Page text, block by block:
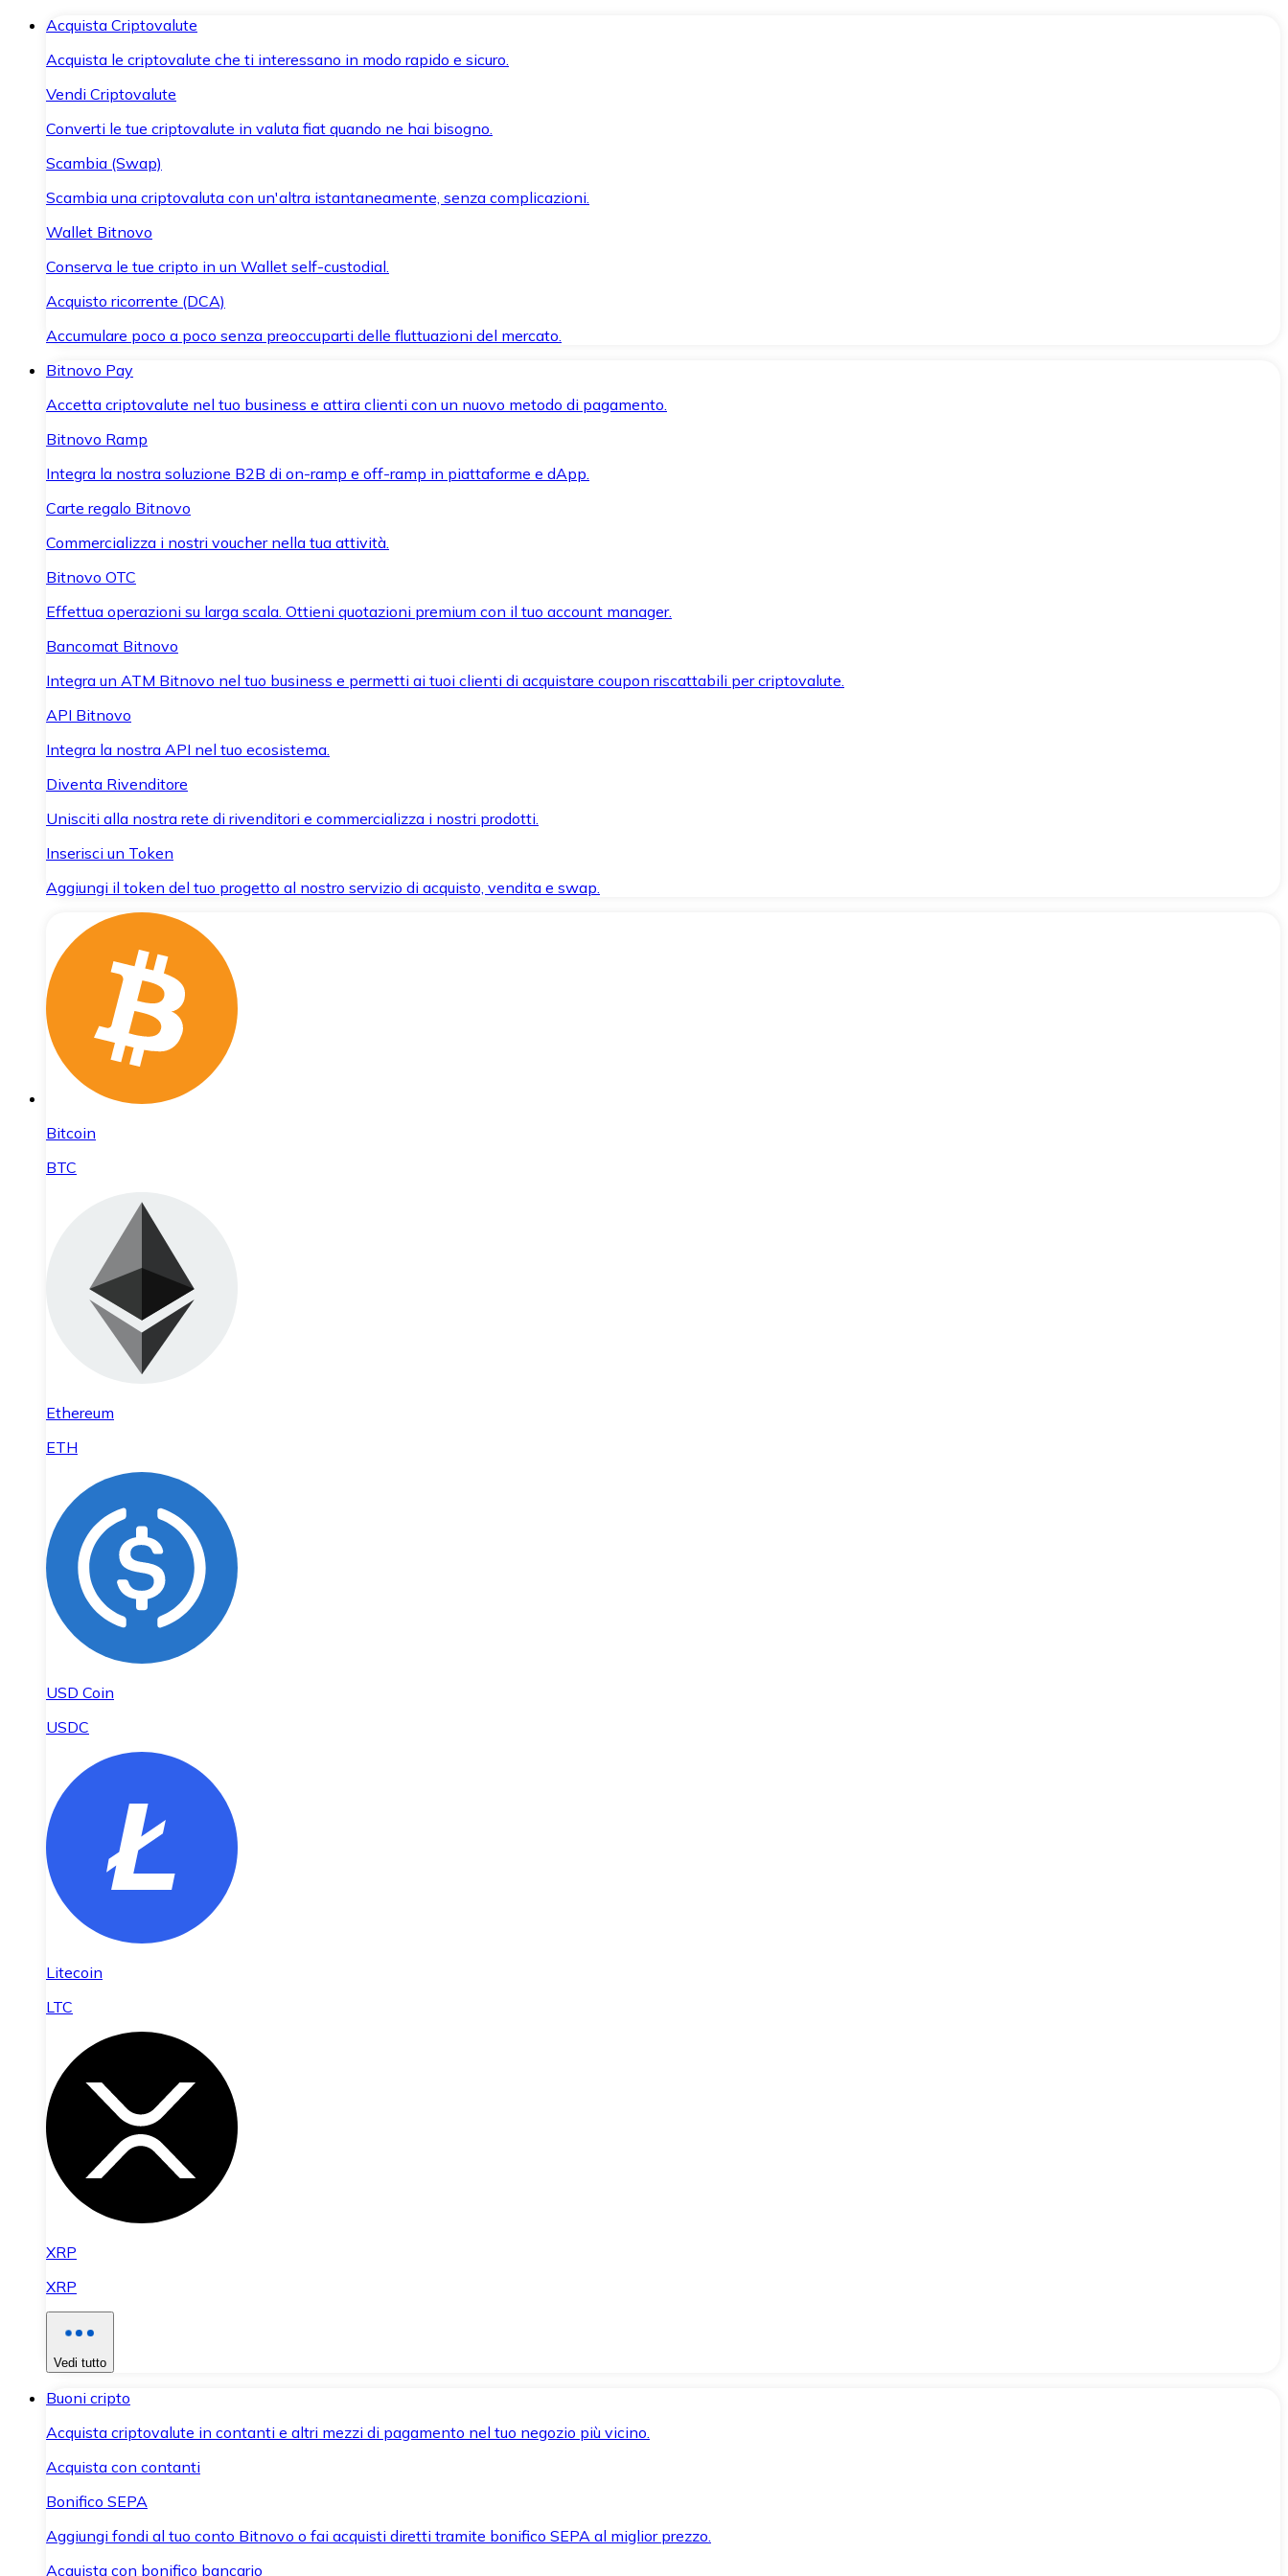
Acquista Criptovalute
Acquista le criptovalute che ti interessano in modo rapido e sicuro.
Vendi Criptovalute
Converti le tue criptovalute in valuta fiat quando ne hai bisogno.
Scambia (Swap)
Scambia una criptovaluta con un'altra istantaneamente, senza complicazioni.
Wallet Bitnovo
Conserva le tue cripto in un Wallet self-custodial.
Acquisto ricorrente (DCA)
Accumulare poco a poco senza preoccuparti delle fluttuazioni del mercato.
Bitnovo Pay
Accetta criptovalute nel tuo business e attira clienti con un nuovo metodo di pagamento.
Bitnovo Ramp
Integra la nostra soluzione B2B di on-ramp e off-ramp in piattaforme e dApp.
Carte regalo Bitnovo
Commercializza i nostri voucher nella tua attività.
Bitnovo OTC
Effettua operazioni su larga scala. Ottieni quotazioni premium con il tuo account manager.
Bancomat Bitnovo
Integra un ATM Bitnovo nel tuo business e permetti ai tuoi clienti di acquistare coupon riscattabili per criptovalute.
API Bitnovo
Integra la nostra API nel tuo ecosistema.
Diventa Rivenditore
Unisciti alla nostra rete di rivenditori e commercializza i nostri prodotti.
Inserisci un Token
Aggiungi il token del tuo progetto al nostro servizio di acquisto, vendita e swap.
Bitcoin
BTC
Ethereum
ETH
USD Coin
USDC
Litecoin
LTC
XRP
XRP
Vedi tutto
Buoni cripto
Acquista criptovalute in contanti e altri mezzi di pagamento nel tuo negozio più vicino.
Acquista con contanti
Bonifico SEPA
Aggiungi fondi al tuo conto Bitnovo o fai acquisti diretti tramite bonifico SEPA al miglior prezzo.
Acquista con bonifico bancario